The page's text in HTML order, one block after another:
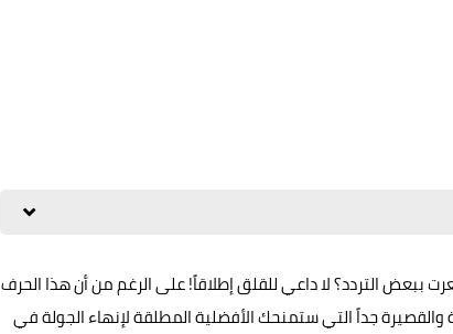
ببعض التردد؟ لا داعي للقلق إطلاقاً! على الرغم من أن هذا الحرف
جداً التي ستمنحك الأفضلية المطلقة لإنهاء الجولة في